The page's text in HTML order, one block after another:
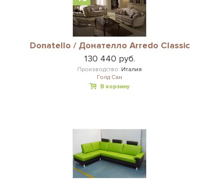
Donatello / Донателло Arredo Classic
130 440 руб.
Производство: Италия
Голд Сан
В корзину